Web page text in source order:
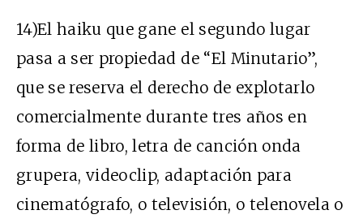
14)El haiku que gane el segundo lugar
pasa a ser propiedad de “El Minutario”,
que se reserva el derecho de explotarlo
comercialmente durante tres años en
forma de libro, letra de canción onda
grupera, videoclip, adaptación para
cinematógrafo, o televisión, o telenovela o